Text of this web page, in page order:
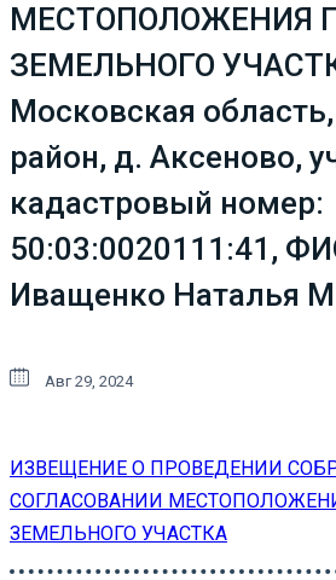
МЕСТОПОЛОЖЕНИЯ
ЗЕМЕЛЬНОГО
Московская
район, д. Аксеново,
кадастровый номер:
50:03:0020111:41,
Иващенко Наталья
Авг 29, 2024
ИЗВЕЩЕНИЕ О ПРОВЕДЕНИИ
СОГЛАСОВАНИИ
ЗЕМЕЛЬНОГО УЧАСТКА